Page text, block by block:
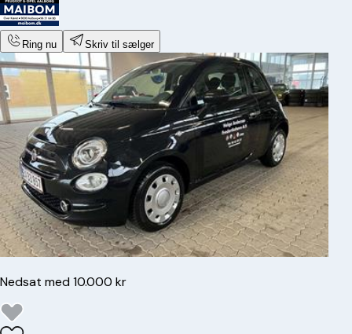
Ring nu Skriv til sælger
Nedsat med 10.000 kr